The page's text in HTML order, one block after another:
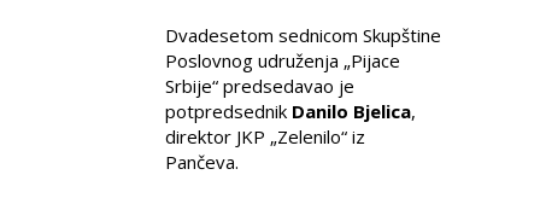
Dvadesetom sednicom Skupštine
Poslovnog udruženja „Pijace
Srbije“ predsedavao je
potpredsednik Danilo Bjelica,
direktor JKP „Zelenilo“ iz
Pančeva.